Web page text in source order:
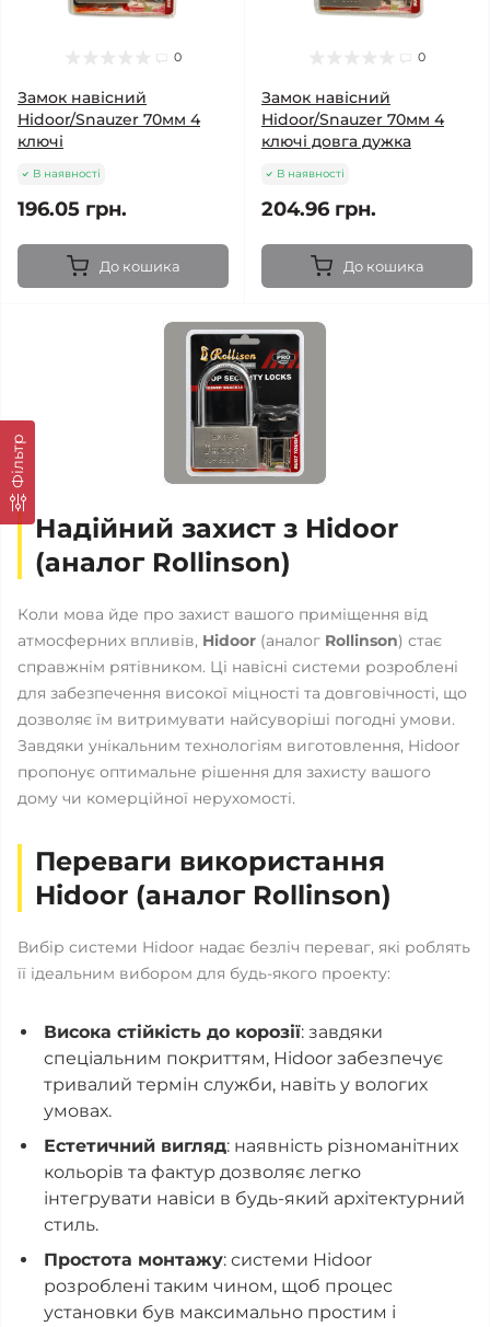
Фільтр
0
Замок навісний
Hidoor/Snauzer 70мм 4
ключі
В наявності
196.05 грн.
До кошика
0
Замок навісний
Hidoor/Snauzer 70мм 4
ключі довга дужка
В наявності
204.96 грн.
До кошика
Надійний захист з Hidoor
(аналог Rollinson)
Коли мова йде про захист вашого приміщення від
атмосферних впливів, Hidoor (аналог Rollinson) стає
справжнім рятівником. Ці навісні системи розроблені
для забезпечення високої міцності та довговічності, що
дозволяє їм витримувати найсуворіші погодні умови.
Завдяки унікальним технологіям виготовлення, Hidoor
пропонує оптимальне рішення для захисту вашого
дому чи комерційної нерухомості.
Переваги використання
Hidoor (аналог Rollinson)
Вибір системи Hidoor надає безліч переваг, які роблять
її ідеальним вибором для будь-якого проекту:
Висока стійкість до корозії: завдяки
спеціальним покриттям, Hidoor забезпечує
тривалий термін служби, навіть у вологих
умовах.
Естетичний вигляд: наявність різноманітних
кольорів та фактур дозволяє легко
інтегрувати навіси в будь-який архітектурний
стиль.
Простота монтажу: системи Hidoor
розроблені таким чином, щоб процес
установки був максимально простим і